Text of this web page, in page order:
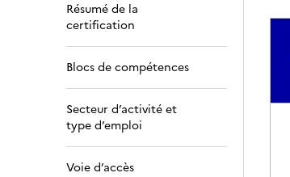
Résumé de la
certification
Blocs de compétences
Secteur d’activité et
type d’emploi
Voie d’accès